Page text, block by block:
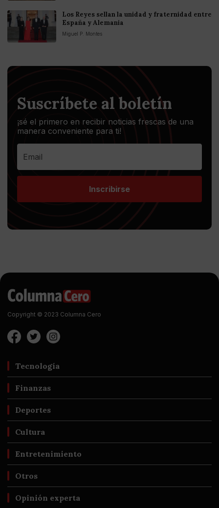
Los Reyes sellan la unidad y fraternidad entre
España y Alemania
Miguel P. Montes
Suscríbete al boletín
¡sé el primero en recibir noticias frescas de una
manera conveniente para ti!
Inscribirse
Copyright © 2023 Columna Cero
Tecnología
Finanzas
Deportes
Cultura
Entretenimiento
Otros
Opinión experta